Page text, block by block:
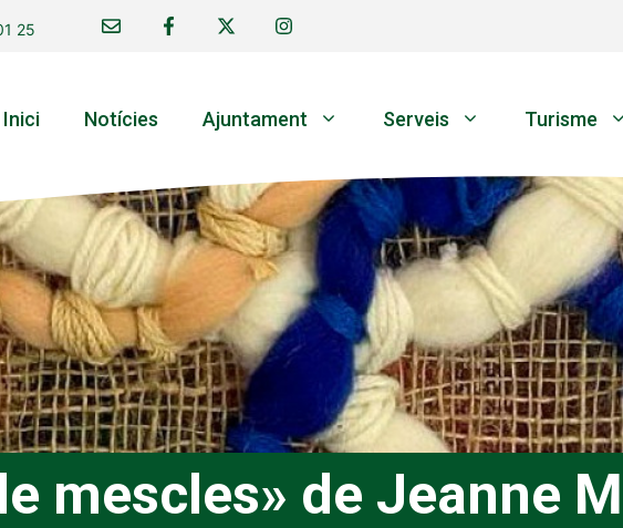
25
Inici Notícies Ajuntament Serveis Turisme
mescles» de Jeanne